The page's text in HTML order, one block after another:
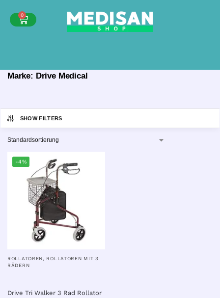
0
Marke: Drive Medical
SHOW FILTERS
-4%
ROLLATOREN
ROLLATOREN MIT 3
RÄDERN
Drive Tri Walker 3 Rad Rollator